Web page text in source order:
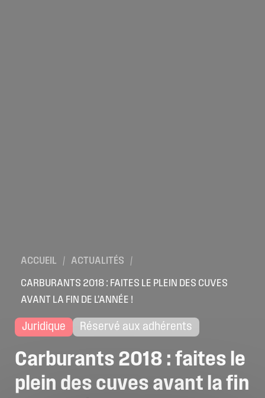
ACCUEIL / ACTUALITÉS
/
CARBURANTS 2018 : FAITES LE PLEIN DES CUVES
AVANT LA FIN DE L’ANNÉE !
Juridique Réservé aux adhérents
Carburants 2018 : faites le
plein des cuves avant lafin